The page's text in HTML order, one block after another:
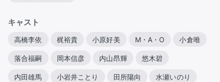
キャスト
高橋李依 梶裕貴 小原好美 M・A・O 小倉唯
落合福嗣 岡本信彦 内山昂輝 悠木碧
内田雄馬 小岩井ことり 田所陽向 水瀬いのり